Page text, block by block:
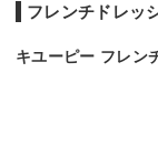
フレンチドレッ
キユーピー フレン